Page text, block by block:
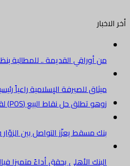
أخر الاخبار
من أوراقي القديمة .. للمطالبة
ميثاق للصيرفة الإسلامية راعياً
زوهو تطلق حل نقاط البيع (POS) لقطاع التجزئة في دول الخليج
بنك مسقط يعزّز التواصل بين
البنك الأهلي يحقق أداءً متميزا